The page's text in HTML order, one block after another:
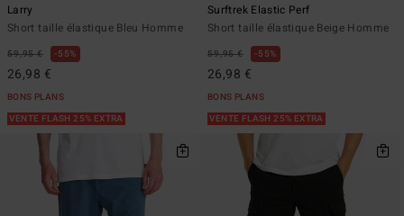
Larry
Short taille élastique Bleu Homme
59,95 € 55%
26,98 €
BONS PLANS
VENTE FLASH 25% EXTRA
Surftrek Elastic Perf
Short taille élastique Beige Homme
59,95 € 55%
26,98 €
BONS PLANS
VENTE FLASH 25% EXTRA